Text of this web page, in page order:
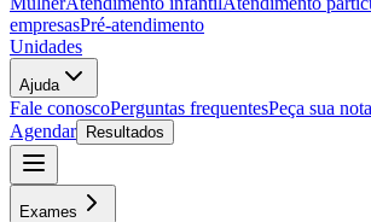
empresasPré-atendimento
Unidades
Ajuda
Fale conoscoPerguntas frequentesPeça sua
Agendar
Resultados
Exames